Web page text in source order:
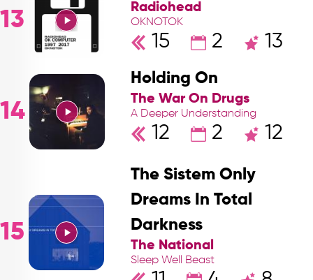
13 Radiohead
OKNOTOK
15 2 13
14
Holding On
The War On Drugs
A Deeper Understanding
12 2 12
15
The Sistem Only
Dreams In Total
Darkness
The National
Sleep Well Beast